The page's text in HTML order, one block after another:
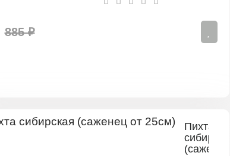
885 ₽
Пихта
сибирская
(саженец